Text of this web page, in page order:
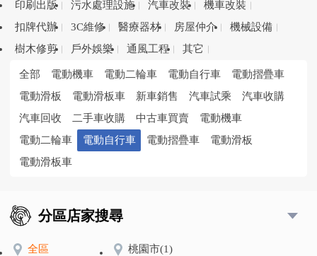
印刷出版
污水處理設施 汽車改裝
機車改裝
扣牌代辦
3C維修 醫療器材 房屋仲介
機械設備
樹木修剪
戶外娛樂 通風工程 其它
全部 電動機車 電動二輪車 電動自行車
電動摺疊車
電動滑板
電動滑板車 新車銷售 汽車試乘
汽車收購
汽車回收
二手車收購 中古車買賣
電動機車
電動二輪車
電動自行車 電動摺疊車
電動滑板
電動滑板車
分區店家搜尋
全區 桃園市(1)